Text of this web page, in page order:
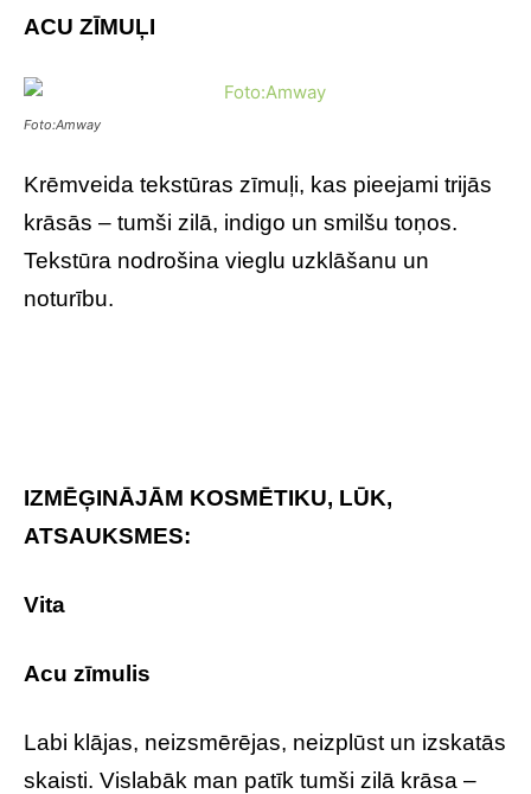
ACU ZĪMUĻI
Foto:Amway
Krēmveida tekstūras zīmuļi, kas pieejami trijās
krāsās – tumši zilā, indigo un smilšu toņos.
Tekstūra nodrošina vieglu uzklāšanu un
noturību.
IZMĒĢINĀJĀM KOSMĒTIKU, LŪK,
ATSAUKSMES:
Vita
Acu zīmulis
Labi klājas, neizsmērējas, neizplūst un izskatās
skaisti. Vislabāk man patīk tumši zilā krāsa –